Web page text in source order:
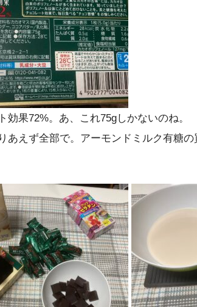
効果72%。あ、これ75gしかないのね。
あえず全部で。アーモンドミルク有糖